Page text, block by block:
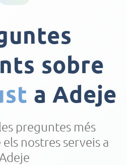
sobre
a Adeje
preguntes més
nostres serveis a
Adeje